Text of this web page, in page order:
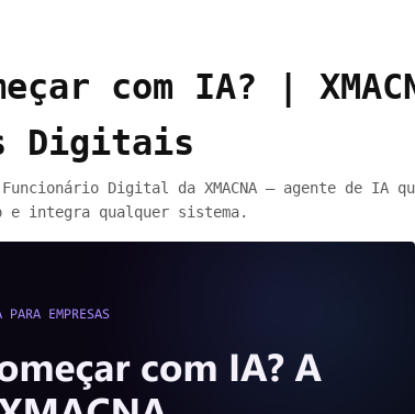
com IA? |
Digitais
Digital da XMACNA — agente de IA que
e integra qualquer sistema.